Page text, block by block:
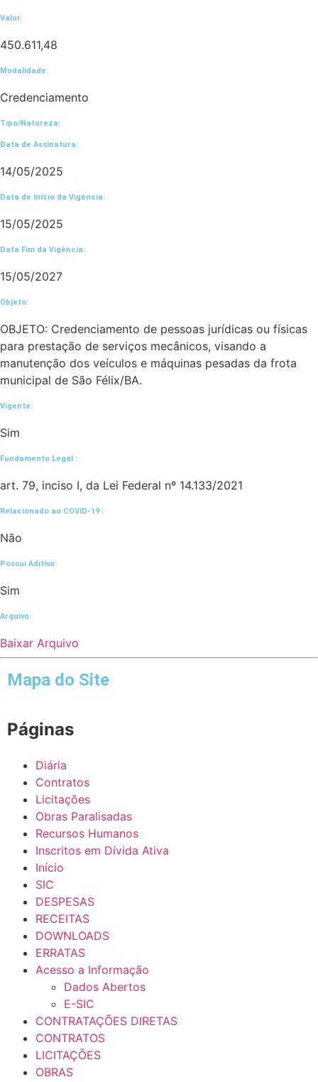
Valor:
450.611,48
Modalidade:
Credenciamento
Tipo/Natureza:
Data de Assinatura:
14/05/2025
Data de Início da Vigência:
15/05/2025
Data Fim da Vigência:
15/05/2027
Objeto:
OBJETO: Credenciamento de pessoas jurídicas ou físicas
para prestação de serviços mecânicos, visando a
manutenção dos veículos e máquinas pesadas da frota
municipal de São Félix/BA.
Vigente:
Sim
Fundamento Legal :​
art. 79, inciso I, da Lei Federal nº 14.133/2021
Relacionado ao COVID-19 :​
Não
Possui Aditivo:​
Sim
Arquivo:
Baixar Arquivo
Mapa do Site
Páginas
Diária
Contratos
Licitações
Obras Paralisadas
Recursos Humanos
Inscritos em Dívida Ativa
Início
SIC
DESPESAS
RECEITAS
DOWNLOADS
ERRATAS
Acesso a Informação
Dados Abertos
E-SIC
CONTRATAÇÕES DIRETAS
CONTRATOS
LICITAÇÕES
OBRAS